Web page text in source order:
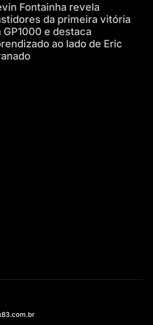
Fontainha revela
da primeira vitória
GP1000 e destaca
ao lado de Eric